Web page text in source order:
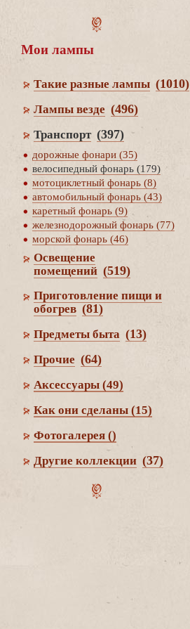
Мои лампы
Такие разные лампы (1010)
Лампы везде (496)
Транспорт (397)
дорожные фонари (35)
елосипедный фонарь (179)
мотоциклетный фонарь (8)
автомобильный фонарь (43)
каретный фонарь (9)
железнодорожный фонарь (77)
морской фонарь (46)
Освещение
помещений (519)
Приготовление пищи и
обогре (81)
Предметы быта (13)
Прочие (64)
Аксессуары (49)
Как они сделаны (15)
Фотогалерея ()
Другие коллекции (37)